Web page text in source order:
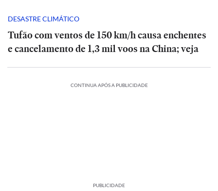
DESASTRE CLIMÁTICO
Tufão com ventos de 150 km/h causa enchentes
e cancelamento de 1,3 mil voos na China; veja
CONTINUA APÓS A PUBLICIDADE
PUBLICIDADE